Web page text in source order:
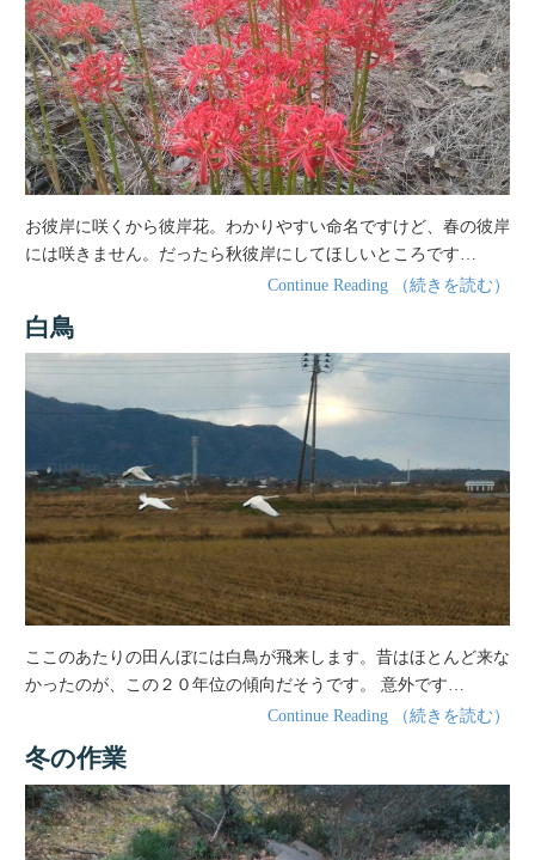
お彼岸に咲くから彼岸花。わかりやすい命名ですけど、春の彼岸
には咲きません。だったら秋彼岸にしてほしいところです…
Continue Reading （続きを読む）
白鳥
ここのあたりの田んぼには白鳥が飛来します。昔はほとんど来な
かったのが、この２０年位の傾向だそうです。 意外です…
Continue Reading （続きを読む）
冬の作業